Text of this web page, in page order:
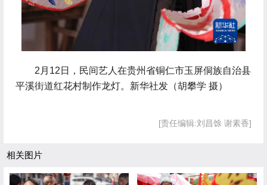
2月12日，民间艺人在贵州省铜仁市玉屏侗族自治县
平溪街道红花村制作龙灯。新华社发（胡攀学 摄）
[责任编辑:刘昌馀 谢素香]
相关图片